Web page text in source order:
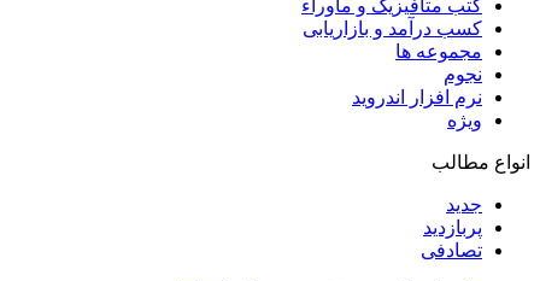
کتب متافیزیک و ماوراء
کسب درآمد و بازاریابی
مجموعه ها
نجوم
نرم افزار اندروید
ویژه
انواع مطالب
جدید
پربازدید
تصادفی